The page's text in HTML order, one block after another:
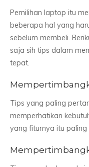
Pemilihan laptop itu
beberapa hal yang
sebelum membeli.
saja sih tips dalam
tepat.
Tips yang paling
memperhatikan
yang fiturnya itu paling